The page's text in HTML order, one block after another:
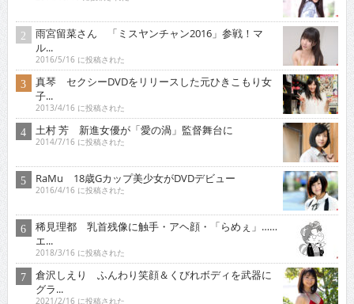
雨宮留菜さん 「ミスヤンチャン2016」参戦！マ
ル...
2016/5/16 に投稿された
真琴 セクシーDVDをリリースした元ひきこもり女
子...
2013/4/16 に投稿された
土村 芳 新進女優が「愛の渦」監督舞台に
2014/7/16 に投稿された
RaMu 18歳Gカップ美少女がDVDデビュー
2016/4/16 に投稿された
稀見理都 乳首残像に触手・アヘ顔・「らめぇ」……
エ...
2018/3/16 に投稿された
倉沢しえり ふんわり笑顔＆くびれボディを武器に
グラ...
2021/2/16 に投稿された